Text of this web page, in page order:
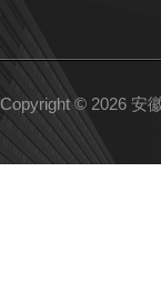
Copyright © 2026 安